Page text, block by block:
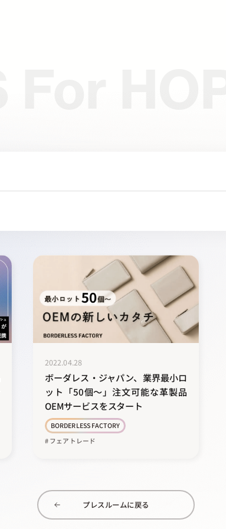
2022.04.28
ボーダレス・ジャパン、業界最小ロ
ット「50個～」注文可能な革製品
OEMサービスをスタート
BORDERLESS FACTORY
# フェアトレード
プレスルームに戻る